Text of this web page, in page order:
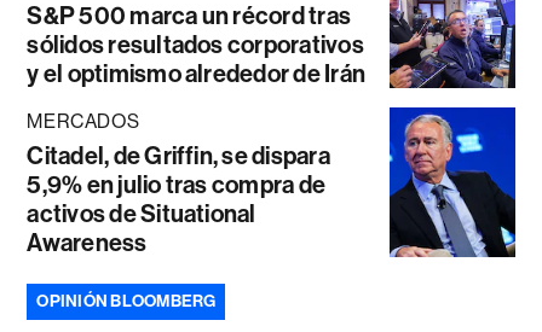
S&P 500 marca un récord tras
sólidos resultados corporativos
y el optimismo alrededor de Irán
MERCADOS
Citadel, de Griffin, se dispara
5,9% en julio tras compra de
activos de Situational
Awareness
OPINIÓN BLOOMBERG